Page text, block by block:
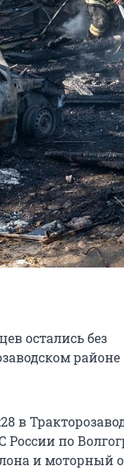
остались без
районе
в
России по
и моторный